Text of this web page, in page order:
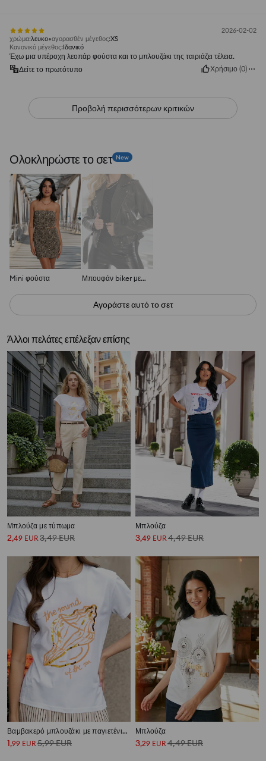
2026-02-02
χρώμα:λευκο αγορασθέν μέγεθος:XS
Κανονικό μέγεθος:Ιδανικό
Έχω μια υπέροχη λεοπάρ φούστα και το μπλουζάκι της ταιριάζει τέλεια.
Δείτε το πρωτότυπο
Χρήσιμο (0)
Προβολή περισσότερων κριτικών
Ολοκληρώστε το σετ New
Mini φούστα Μπουφάν biker με ζώνη
Αγοράστε αυτό το σετ
Άλλοι πελάτες επέλεξαν επίσης
Μπλούζα με τύπωμα
2,49 EUR3,49EUR
Μπλούζα
3,49 EUR4,49EUR
Βαμβακερό μπλουζάκι με παγιετένια διακόσμηση
1,99 EUR 5,99EUR
Μπλούζα
3,29 EUR 4,49EUR